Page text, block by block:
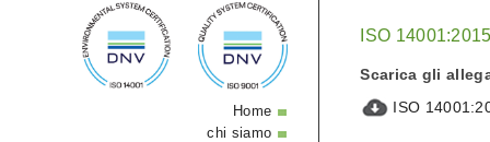
Home
chi siamo
ISO
Scarica gli
ISO